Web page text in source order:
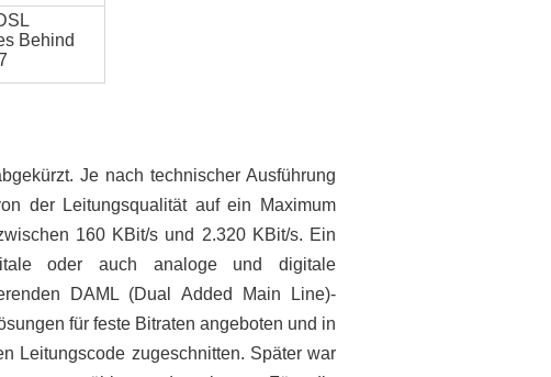
Behind
Je nach technischer Ausführung
der Leitungsqualität auf ein Maximum
160 KBit/s und 2.320 KBit/s. Ein
oder auch analoge und digitale
DAML (Dual Added Main Line)-
für feste Bitraten angeboten und in
Leitungscode zugeschnitten. Später war